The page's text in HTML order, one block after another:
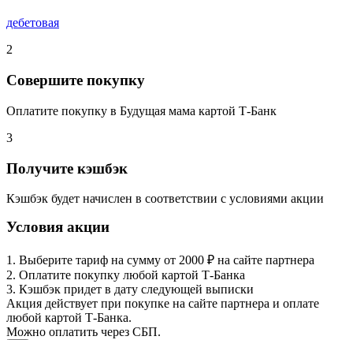
дебетовая
2
Совершите покупку
Оплатите покупку в Будущая мама картой Т-Банк
3
Получите кэшбэк
Кэшбэк будет начислен в соответствии с условиями акции
Условия акции
1. Выберите тариф на сумму от 2000 ₽ на сайте партнера
2. Оплатите покупку любой картой Т-Банка
3. Кэшбэк придет в дату следующей выписки
Акция действует при покупке на сайте партнера и оплате
любой картой Т-Банка.
Можно оплатить через СБП.